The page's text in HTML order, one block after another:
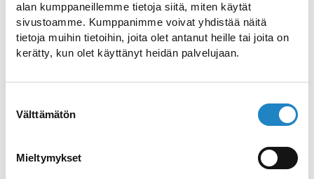
alan kumppaneillemme tietoja siitä, miten käytät
sivustoamme. Kumppanimme voivat yhdistää näitä
tietoja muihin tietoihin, joita olet antanut heille tai joita on
kerätty, kun olet käyttänyt heidän palvelujaan.
valinta
Välttämätön
Mieltymykset
Vuoksen kalastuspuistossa tekemistä
riittää paljon ja useaksi päiväksi.
Kalastuksesta innostuneille leirintäalueen
ravintola, jossa pääsee nauttimaan
herkullisia aterioita – etenkin kala-ateriat